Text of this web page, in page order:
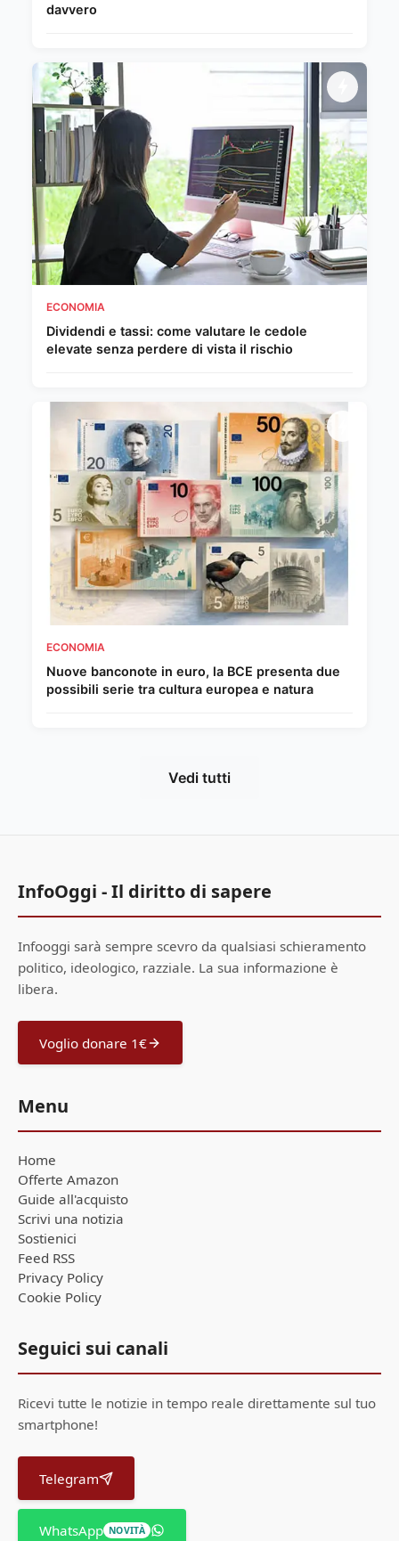
davvero
ECONOMIA
Dividendi e tassi: come valutare le cedole
elevate senza perdere di vista il rischio
ECONOMIA
Nuove banconote in euro, la BCE presenta due
possibili serie tra cultura europea e natura
Vedi tutti
InfoOggi - Il diritto di sapere
Infooggi sarà sempre scevro da qualsiasi schieramento
politico, ideologico, razziale. La sua informazione è
libera.
Voglio donare 1€
Menu
Home
Offerte Amazon
Guide all'acquisto
Scrivi una notizia
Sostienici
Feed RSS
Privacy Policy
Cookie Policy
Seguici sui canali
Ricevi tutte le notizie in tempo reale direttamente sul tuo
smartphone!
Telegram
WhatsApp NOVITÀ